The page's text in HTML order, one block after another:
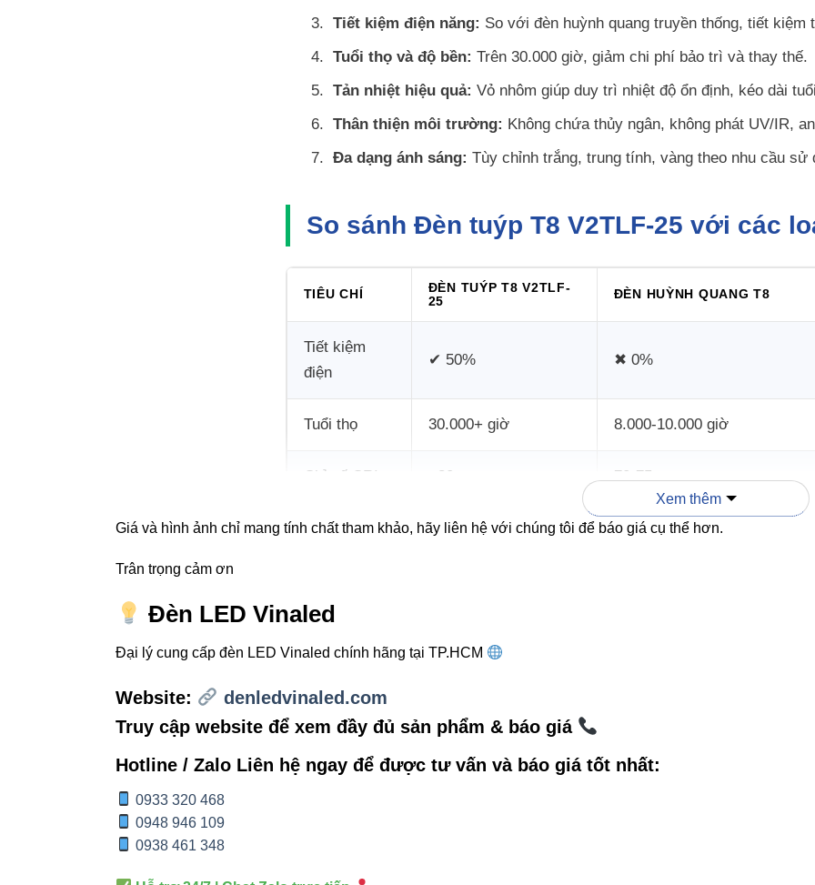
Tiết kiệm điện năng: So với đèn huỳnh quang truyền thống, tiết kiệm
Tuổi thọ và độ bền: Trên 30.000 giờ, giảm chi phí bảo trì và thay thế.
Tản nhiệt hiệu quả: Vỏ nhôm giúp duy trì nhiệt độ ổn định, kéo dài
Thân thiện môi trường: Không chứa thủy ngân, không phát UV/IR,
Đa dạng ánh sáng: Tùy chỉnh trắng, trung tính, vàng theo nhu cầu sử
So sánh Đèn tuýp T8 V2TLF-25 với các
TIÊU CHÍ
ĐÈN TUÝP T8 V2TLF-
25
ĐÈN HUỲNH QUANG T8
Tiết kiệm
điện
✔ 50% ✖ 0%
Tuổi thọ 30.000+ giờ 8.000-10.000 giờ
Chỉ số CRI >80 70-75
120°
160° nhưng ánh sáng không
Chi phí bảo
Ứng dụng thực tế
Đèn tuýp T8 V2TLF-25 phù hợp với:
Xem thêm
Giá và hình ảnh chỉ mang tính chất tham khảo, hãy liên hệ với chúng tôi để báo giá cụ thể hơn.
Trân trọng cảm ơn
Đèn LED Vinaled
Đại lý cung cấp đèn LED Vinaled chính hãng tại TP.HCM
Website:
denledvinaled.com
Truy cập website để xem đầy đủ sản phẩm & báo giá
Hotline / Zalo Liên hệ ngay để được tư vấn và báo giá tốt nhất:
0933 320 468
0948 946 109
0938 461 348